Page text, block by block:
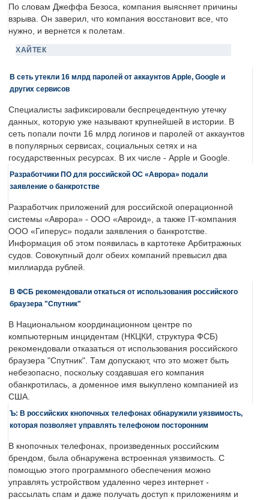
По словам Джеффа Безоса, компания выясняет причины
взрыва. Он заверил, что компания восстановит все, что
нужно, и вернется к полетам.
ХАЙТЕК
В сеть утекли 16 млрд паролей от аккаунтов Apple, Google и
других сервисов
Специалисты зафиксировали беспрецедентную утечку
данных, которую уже называют крупнейшей в истории. В
сеть попали почти 16 млрд логинов и паролей от аккаунтов
в популярных сервисах, социальных сетях и на
государственных ресурсах. В их числе - Apple и Google.
Разработчики ПО для российской ОС «Аврора» подали
заявление о банкротстве
Разработчик приложений для российской операционной
системы «Аврора» - ООО «Авроид», а также IT-компания
ООО «Гиперус» подали заявления о банкротстве.
Информация об этом появилась в картотеке Арбитражных
судов. Совокупный долг обеих компаний превысил два
миллиарда рублей.
В ФСБ рекомендовали откаться от использования российского
браузера "Спутник"
В Национальном координационном центре по
компьютерным инцидентам (НКЦКИ, структура ФСБ)
рекомендовали отказаться от использования российского
браузера "Спутник". Там допускают, что это может быть
небезопасно, поскольку создавшая его компания
обанкротилась, а доменное имя выкуплено компанией из
США.
Ъ: В российских кнопочных телефонах обнаружили уязвимость,
которая позволяет управлять телефоном посторонним
В кнопочных телефонах, произведенных российским
брендом, была обнаружена встроенная уязвимость. С
помощью этого программного обеспечения можно
управлять устройством удаленно через интернет -
рассылать спам и даже получать доступ к приложениям и